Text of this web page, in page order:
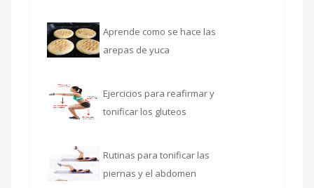
Aprende como se hace las
arepas de yuca
Ejercicios para reafirmar y
tonificar los gluteos
Rutinas para tonificar las
piernas y el abdomen